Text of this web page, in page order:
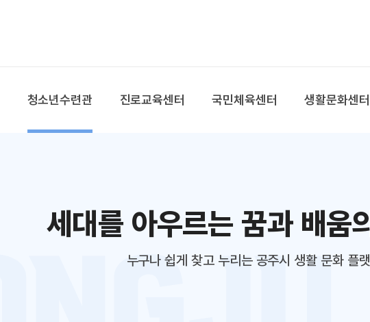
청소년수련관 진로교육센터 국민체육센터 생활문화센터
세대를 아우르는 꿈과 배움
누구나 쉽게 찾고 누리는 공주시 생활 문화 플